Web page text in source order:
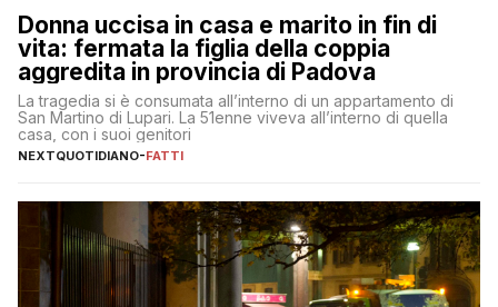
Donna uccisa in casa e marito in fin di
vita: fermata la figlia della coppia
aggredita in provincia di Padova
La tragedia si è consumata all’interno di un appartamento di
San Martino di Lupari. La 51enne viveva all’interno di quella
casa, con i suoi genitori
NEXTQUOTIDIANO-FATTI